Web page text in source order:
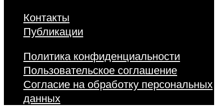
Контакты
Публикации
Политика конфиденциальности
Пользовательское соглашение
Согласие на обработку персональных
данных